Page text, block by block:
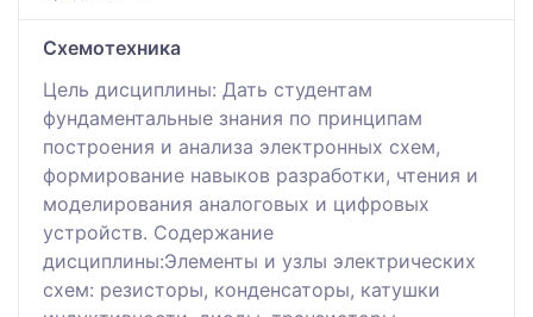
Схемотехника
Цель дисциплины: Дать студентам
фундаментальные знания по принципам
построения и анализа электронных схем,
формирование навыков разработки, чтения и
моделирования аналоговых и цифровых
устройств. Содержание
дисциплины:Элементы и узлы электрических
схем: резисторы, конденсаторы, катушки